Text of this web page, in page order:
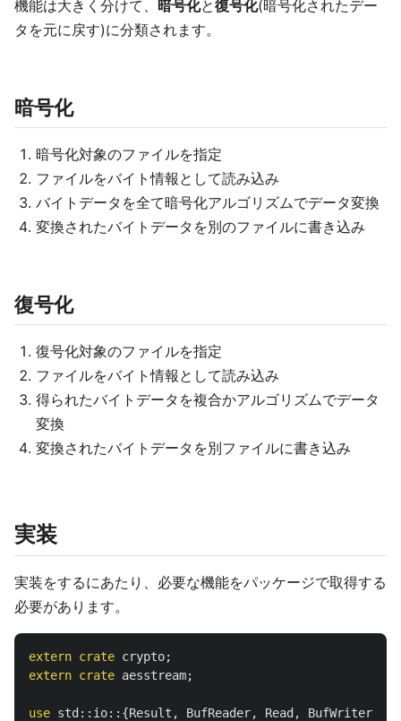
機能は大きく分けて、 暗号化と復号化(暗号化されたデー
タを元に戻す)に分類されます。
暗号化
暗号化対象のファイルを指定
ファイルをバイト情報として読み込み
バイトデータを全て暗号化アルゴリズムでデータ変換
変換されたバイトデータを別のファイルに書き込み
復号化
復号化対象のファイルを指定
ファイルをバイト情報として読み込み
得られたバイトデータを複合かアルゴリズムでデータ
変換
変換されたバイトデータを別ファイルに書き込み
実装
実装をするにあたり、必要な機能をパッケージで取得する
必要があります。
extern crate crypto;
extern crate aesstream;
use std :: io::{Result , BufReader, Read , BufWriter